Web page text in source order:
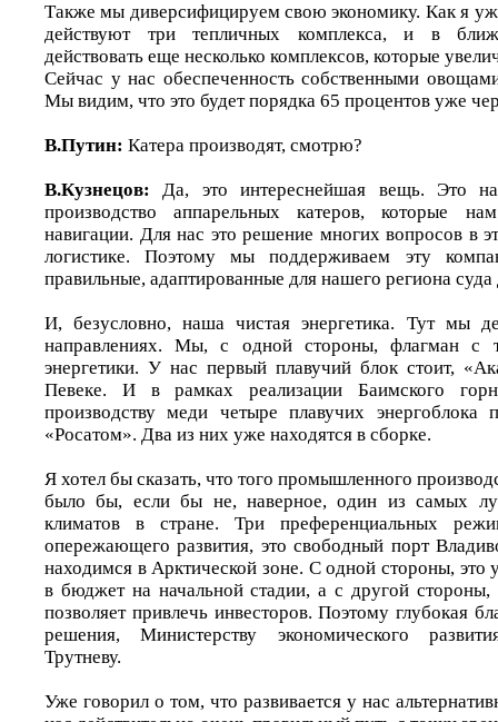
Также мы диверсифицируем свою экономику. Как я
действуют три тепличных комплекса, и в
действовать еще несколько комплексов, которые
Сейчас у нас обеспеченность собственными
Мы видим, что это будет порядка 65 процентов уже
В.Путин: Катера производят, смотрю?
В.Кузнецов: Да, это интереснейшая вещь. Это
производство аппарельных катеров, которые
навигации. Для нас это решение многих вопросов в
логистике. Поэтому мы поддерживаем эту
правильные, адаптированные для нашего региона суда
И, безусловно, наша чистая энергетика. Тут мы
направлениях. Мы, с одной стороны, флагман с
энергетики. У нас первый плавучий блок стоит,
Певеке. И в рамках реализации Баимского
производству меди четыре плавучих энергоблока
«Росатом». Два из них уже находятся в сборке.
Я хотел бы сказать, что того промышленного
было бы, если бы не, наверное, один из самых
климатов в стране. Три преференциальных
опережающего развития, это свободный порт
находимся в Арктической зоне. С одной стороны, это
в бюджет на начальной стадии, а с другой
позволяет привлечь инвесторов. Поэтому глубокая
решения, Министерству экономического
Трутневу.
Уже говорил о том, что развивается у нас